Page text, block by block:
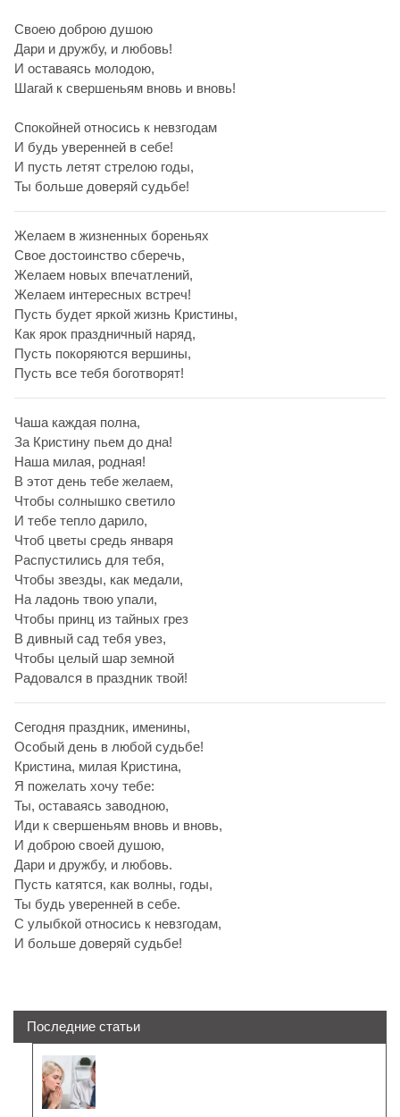
Своею доброю душою
Дари и дружбу, и любовь!
И оставаясь молодою,
Шагай к свершеньям вновь и вновь!
Спокойней относись к невзгодам
И будь уверенней в себе!
И пусть летят стрелою годы,
Ты больше доверяй судьбе!
Желаем в жизненных бореньях
Свое достоинство сберечь,
Желаем новых впечатлений,
Желаем интересных встреч!
Пусть будет яркой жизнь Кристины,
Как ярок праздничный наряд,
Пусть покоряются вершины,
Пусть все тебя боготворят!
Чаша каждая полна,
За Кристину пьем до дна!
Наша милая, родная!
В этот день тебе желаем,
Чтобы солнышко светило
И тебе тепло дарило,
Чтоб цветы средь января
Распустились для тебя,
Чтобы звезды, как медали,
На ладонь твою упали,
Чтобы принц из тайных грез
В дивный сад тебя увез,
Чтобы целый шар земной
Радовался в праздник твой!
Сегодня праздник, именины,
Особый день в любой судьбе!
Кристина, милая Кристина,
Я пожелать хочу тебе:
Ты, оставаясь заводною,
Иди к свершеньям вновь и вновь,
И доброю своей душою,
Дари и дружбу, и любовь.
Пусть катятся, как волны, годы,
Ты будь уверенней в себе.
С улыбкой относись к невзгодам,
И больше доверяй судьбе!
Последние статьи